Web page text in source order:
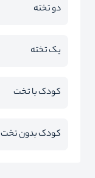
دو تخته
یک تخته
کودک با تخت
کودک بدون تخت